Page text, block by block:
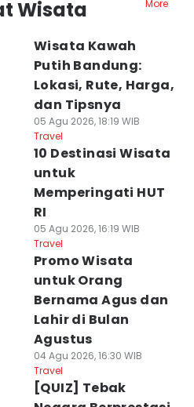
Wisata
More
Wisata Kawah
Putih Bandung:
Lokasi, Rute, Harga,
dan Tipsnya
05 Agu 2026, 18:19 WIB
Travel
10 Destinasi Wisata
untuk
Memperingati HUT
RI
05 Agu 2026, 16:19 WIB
Travel
Promo Wisata
untuk Orang
Bernama Agus dan
Lahir di Bulan
Agustus
04 Agu 2026, 16:30 WIB
Travel
[QUIZ] Tebak